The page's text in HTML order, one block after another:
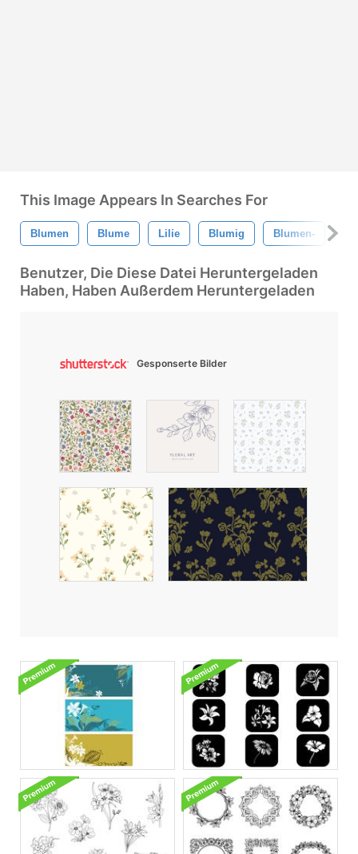
This Image Appears In Searches For
Blumen Blume Lilie Blumig Blumen-
Benutzer, Die Diese Datei Heruntergeladen
Haben, Haben Außerdem Heruntergeladen
Gesponserte Bilder